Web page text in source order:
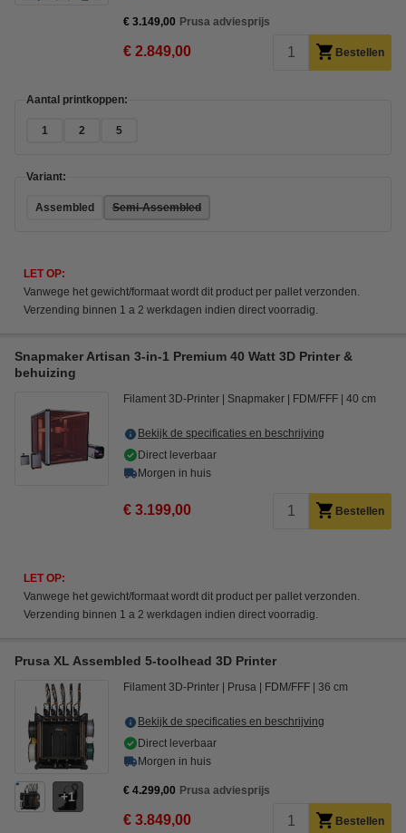
€ 3.149,00 Prusa adviesprijs
€ 2.849,00 Bestellen
Aantal printkoppen:
1 2 5
Variant:
Assembled Semi-Assembled
LET OP:
Vanwege het gewicht/formaat wordt dit product per pallet verzonden.
Verzending binnen 1 a 2 werkdagen indien direct voorradig.
Snapmaker Artisan 3-in-1 Premium 40 Watt 3D Printer &
behuizing
Filament 3D-Printer Snapmaker FDM/FFF 40 cm
Bekijk de specificaties en beschrijving
Direct leverbaar
Morgen in huis
€ 3.199,00 Bestellen
LET OP:
Vanwege het gewicht/formaat wordt dit product per pallet verzonden.
Verzending binnen 1 a 2 werkdagen indien direct voorradig.
Prusa XL Assembled 5-toolhead 3D Printer
1
Filament 3D-Printer Prusa FDM/FFF 36 cm
Bekijk de specificaties en beschrijving
Direct leverbaar
Morgen in huis
€ 4.299,00 Prusa adviesprijs
€ 3.849,00 Bestellen